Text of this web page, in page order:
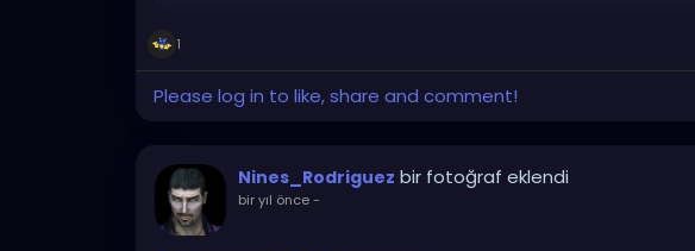
1
Please log in to like, share and comment!
Nines_Rodriguez bir fotoğraf eklendi
bir yıl önce-